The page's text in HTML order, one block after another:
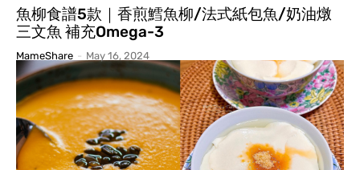
魚柳食譜5款｜香煎鱈魚柳/法式紙包魚/奶油燉
三文魚 補充Omega-3
MameShare - May 16, 2024